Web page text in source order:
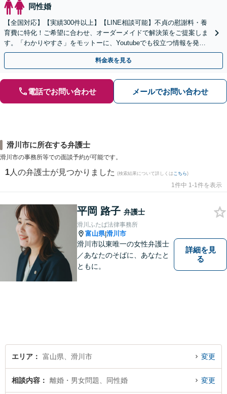
同性婚
【全国対応】【実績300件以上】【LINE相談可能】不貞の慰謝料・養
育費に特化！ご希望に合わせ、オーダーメイドで解決策をご提案しま
す。「わかりやすさ」をモットーに、Youtubeでも役立つ情報を発信
中【初回相談無料】【土日対応可】
料金表を見る
電話でお問い合わせ メールでお問い合わせ
滑川市に所在する弁護士
滑川市の事務所等での面談予約が可能です。
1 人の弁護士が見つかりました (検索結果について詳しくは こちら)
1件中 1-1件を表示
平岡 路子 弁護士
滑川ふたば法律事務所
富山県|滑川市
滑川市以東唯一の女性弁護士
／あなたのそばに、あなたと
ともに。
詳細を見
る
エリア 富山県、滑川市 変更
相談内容 離婚・男女問題、同性婚 変更